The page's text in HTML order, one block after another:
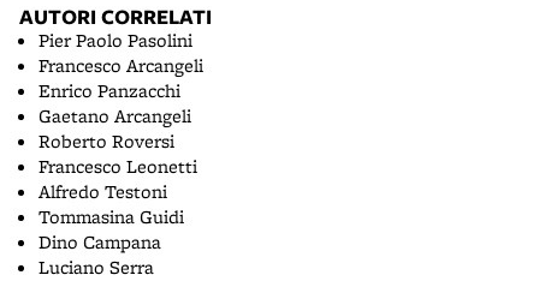
AUTORI CORRELATI
Pier Paolo Pasolini
Francesco Arcangeli
Enrico Panzacchi
Gaetano Arcangeli
Roberto Roversi
Francesco Leonetti
Alfredo Testoni
Tommasina Guidi
Dino Campana
Luciano Serra